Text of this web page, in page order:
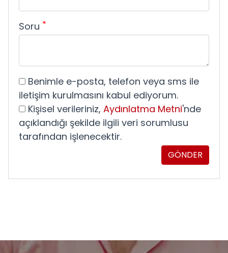
Soru *
Benimle e-posta, telefon veya sms ile
iletişim kurulmasını kabul ediyorum.
Kişisel verileriniz, Aydınlatma Metni'nde
açıklandığı şekilde ilgili veri sorumlusu
tarafından işlenecektir.
GÖNDER